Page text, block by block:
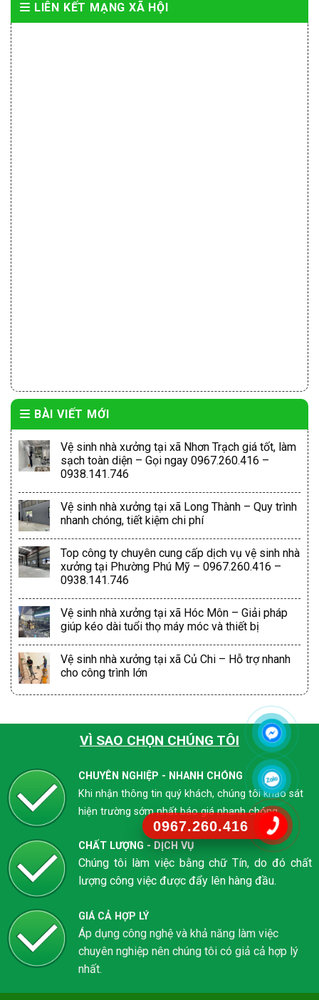
0967.260.416
LIÊN KẾT MẠNG XÃ HỘI
BÀI VIẾT MỚI
Vệ sinh nhà xưởng tại xã Nhơn Trạch giá tốt, làm
sạch toàn diện – Gọi ngay 0967.260.416 –
0938.141.746
Vệ sinh nhà xưởng tại xã Long Thành – Quy trình
nhanh chóng, tiết kiệm chi phí
Top công ty chuyên cung cấp dịch vụ vệ sinh nhà
xưởng tại Phường Phú Mỹ – 0967.260.416 –
0938.141.746
Vệ sinh nhà xưởng tại xã Hóc Môn – Giải pháp
giúp kéo dài tuổi thọ máy móc và thiết bị
Vệ sinh nhà xưởng tại xã Củ Chi – Hỗ trợ nhanh
cho công trình lớn
VÌ SAO CHỌN CHÚNG TÔI
CHUYÊN NGHIỆP - NHANH CHÓNG
Khi nhận thông tin quý khách, chúng tôi khảo sát
hiện trường sớm nhất báo giá nhanh chóng
CHẤT LƯỢNG - DỊCH VỤ
Chúng tôi làm việc bằng chữ Tín, do đó chất
lượng công việc được đẩy lên hàng đầu.
GIÁ CẢ HỢP LÝ
Áp dụng công nghệ và khả năng làm việc
chuyên nghiệp nên chúng tôi có giả cả hợp lý
nhất.